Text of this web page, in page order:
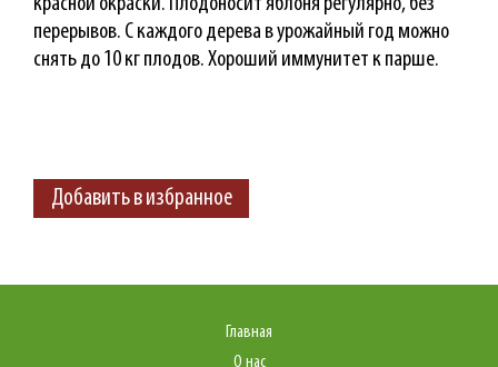
перерывов. С каждого дерева в урожайный год можно
снять до 10 кг плодов. Хороший иммунитет к парше.
Добавить в избранное
Главная
О нас